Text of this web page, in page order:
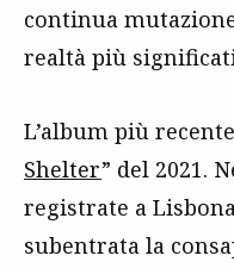
continua
realtà più
L’album più
Shelter” del 2021.
registrate a
subentrata la